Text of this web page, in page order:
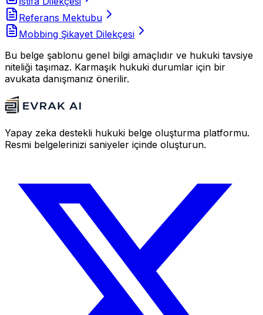
Referans Mektubu
Mobbing Şikayet Dilekçesi
Bu belge şablonu genel bilgi amaçlıdır ve hukuki tavsiye
niteliği taşımaz. Karmaşık hukuki durumlar için bir
avukata danışmanız önerilir.
Yapay zeka destekli hukuki belge oluşturma platformu.
Resmi belgelerinizi saniyeler içinde oluşturun.